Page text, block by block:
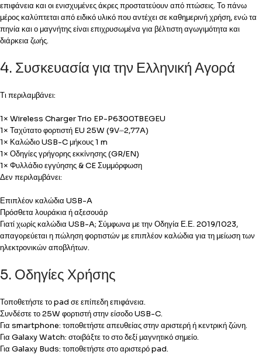
επιφάνεια και οι ενισχυμένες άκρες προστατεύουν από πτώσεις. Το πάνω
μέρος καλύπτεται από ειδικό υλικό που αντέχει σε καθημερινή χρήση, ενώ τα
πηνία και ο μαγνήτης είναι επιχρυσωμένα για βέλτιστη αγωγιμότητα και
διάρκεια ζωής.
4. Συσκευασία για την Ελληνική Αγορά
Τι περιλαμβάνει:
1× Wireless Charger Trio EP-P6300TBEGEU
1× Ταχύτατο φορτιστή EU 25W (9V⎓2,77A)
1× Καλώδιο USB-C μήκους 1 m
1× Οδηγίες γρήγορης εκκίνησης (GR/EN)
1× Φυλλάδιο εγγύησης & CE Συμμόρφωση
Δεν περιλαμβάνει:
Επιπλέον καλώδια USB-A
Πρόσθετα λουράκια ή αξεσουάρ
Γιατί χωρίς καλώδια USB-A; Σύμφωνα με την Οδηγία Ε.Ε. 2019/1023,
απαγορεύεται η πώληση φορτιστών με επιπλέον καλώδια για τη μείωση των
ηλεκτρονικών αποβλήτων.
5. Οδηγίες Χρήσης
Τοποθετήστε το pad σε επίπεδη επιφάνεια.
Συνδέστε το 25W φορτιστή στην είσοδο USB-C.
Για smartphone: τοποθετήστε απευθείας στην αριστερή ή κεντρική ζώνη.
Για Galaxy Watch: στοιβάξτε το στο δεξί μαγνητικό σημείο.
Για Galaxy Buds: τοποθετήστε στο αριστερό pad.